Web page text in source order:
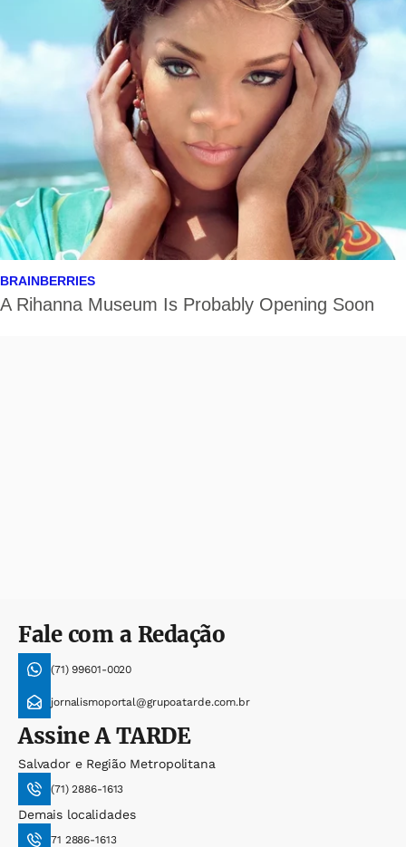
Fale com a Redação
(71) 99601-0020
jornalismoportal@grupoatarde.com.br
AssineA TARDE
Salvador e Região Metropolitana
(71) 2886-1613
Demais localidades
71 2886-1613